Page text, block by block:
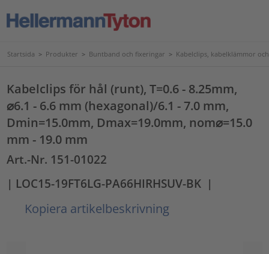
Startsida > Produkter > Buntband och fixeringar > Kabelclips, kabelklämmor
Kabelclips för hål (runt), T=0.6 - 8.25mm,
⌀6.1 - 6.6 mm (hexagonal)/6.1 - 7.0 mm,
Dmin=15.0mm, Dmax=19.0mm, nom⌀=15.0
mm - 19.0 mm
Art.-Nr. 151-01022
| LOC15-19FT6LG-PA66HIRHSUV-BK |
Kopiera artikelbeskrivning